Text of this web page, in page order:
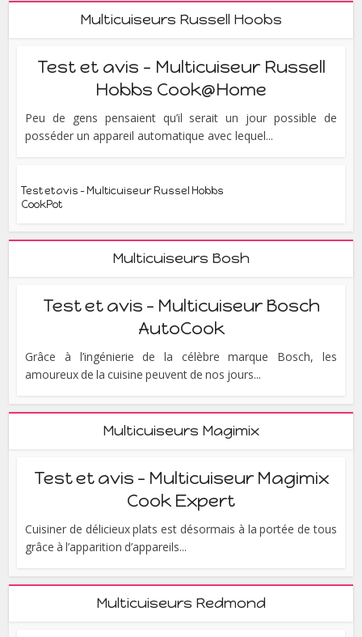
Multicuiseurs Russell Hoobs
Test et avis – Multicuiseur Russell
Hobbs Cook@Home
Peu de gens pensaient qu’il serait un jour possible de
posséder un appareil automatique avec lequel...
Test et avis – Multicuiseur Russel Hobbs
CookPot
Multicuiseurs Bosh
Test et avis – Multicuiseur Bosch
AutoCook
Grâce à l’ingénierie de la célèbre marque Bosch, les
amoureux de la cuisine peuvent de nos jours...
Multicuiseurs Magimix
Test et avis – Multicuiseur Magimix
Cook Expert
Cuisiner de délicieux plats est désormais à la portée de tous
grâce à l’apparition d’appareils...
Multicuiseurs Redmond